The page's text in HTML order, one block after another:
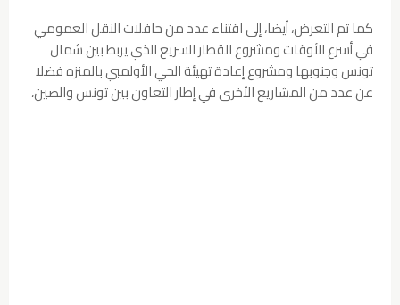
كما تم التعرض، أيضا، إلى اقتناء عدد من حافلات النقل العمومي
في أسرع الأوقات ومشروع القطار السريع الذي يربط بين شمال
تونس وجنوبها ومشروع إعادة تهيئة الحي الأولمبي بالمنزه فضلا
عن عدد من المشاريع الأخرى في إطار التعاون بين تونس والصين،